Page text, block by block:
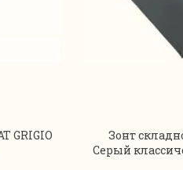
GRIGIO
Зонт
Серый